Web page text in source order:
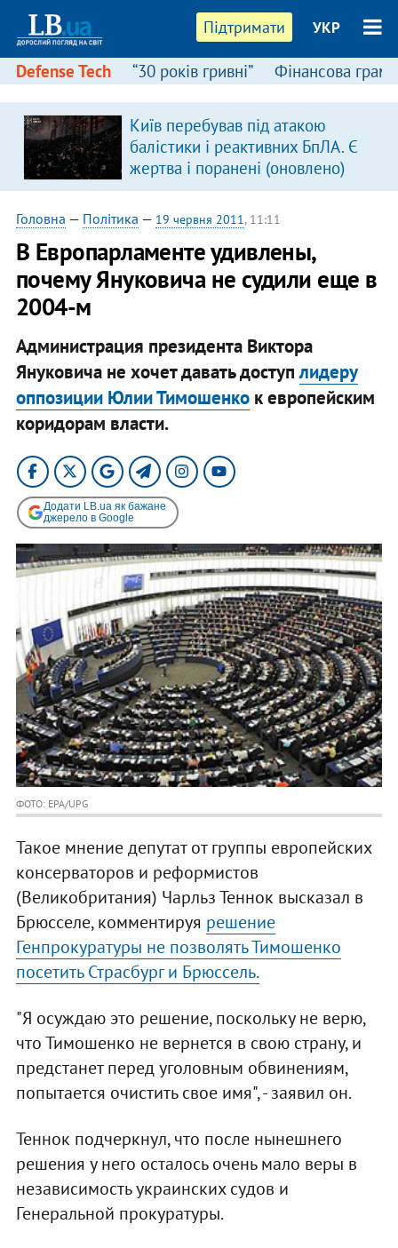
Підтримати УКР
Defense Tech “30 років гривні” Фінансова
Київ перебував під атакою
балістики і реактивних БпЛА. Є
жертва і поранені (оновлено)
Головна — Політика — 19 червня 2011, 11:11
В Европарламенте удивлены,
почему Януковича не судили еще в
2004-м
Администрация президента Виктора
Януковича не хочет давать доступлидеру
оппозиции Юлии Тимошенкок европейским
коридорам власти.
Додати LB.ua як бажане
джерело в Google
ФОТО: EPA/UPG
Такое мнение депутат от группы европейских
консерваторов и реформистов
(Великобритания) Чарльз Теннок высказал в
Брюсселе, комментируя решение
Генпрокуратуры не позволять Тимошенко
посетить Страсбург и Брюссель.
"Я осуждаю это решение, поскольку не верю,
что Тимошенко не вернется в свою страну, и
предстанет перед уголовным обвинениям,
попытается очистить свое имя", - заявил он.
Теннок подчеркнул, что после нынешнего
решения у него осталось очень мало веры в
независимость украинских судов и
Генеральной прокуратуры.